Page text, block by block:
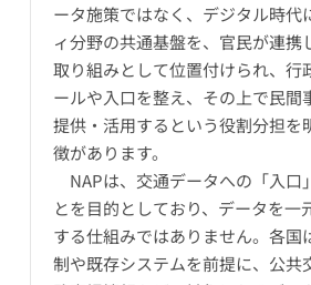
ータ施策ではなく、デジタル時代
ィ分野の共通基盤を、官民が連携
取り組みとして位置付けられ、行
ールや入口を整え、その上で民間
提供・活用するという役割分担を
徴があります。
NAPは、交通データへの「入口
とを目的としており、データを一
する仕組みではありません。各国
制や既存システムを前提に、公共